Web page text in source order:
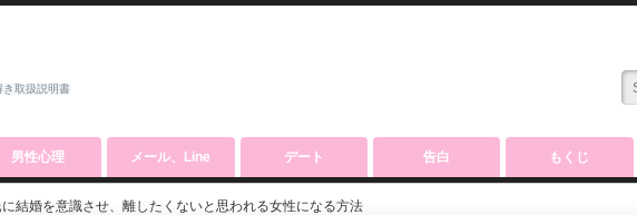
き取扱説明書
男性心理 メール、Line デート 告白 もくじ
結婚を意識させ、離したくないと思われる女性になる方法